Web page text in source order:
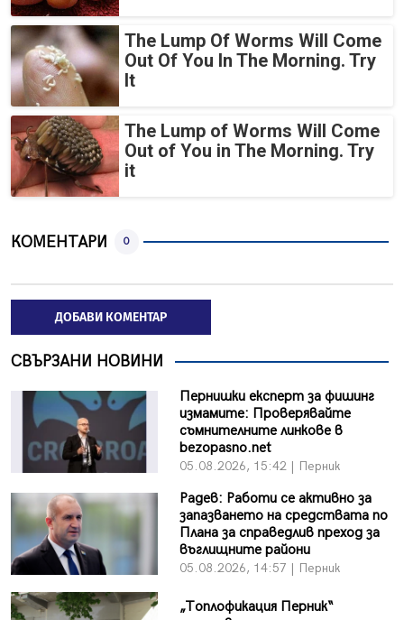
The Lump Of Worms Will Come
Out Of You In The Morning. Try
It
The Lump of Worms Will Come
Out of You in The Morning. Try
it
КОМЕНТАРИ 0
ДОБАВИ КОМЕНТАР
СВЪРЗАНИ НОВИНИ
Пернишки експерт за фишинг
измамите: Проверявайте
съмнителните линкове в
bezopasno.net
05.08.2026, 15:42 | Перник
Радев: Работи се активно за
запазването на средствата по
Плана за справедлив преход за
въглищните райони
05.08.2026, 14:57 | Перник
„Топлофикация Перник“